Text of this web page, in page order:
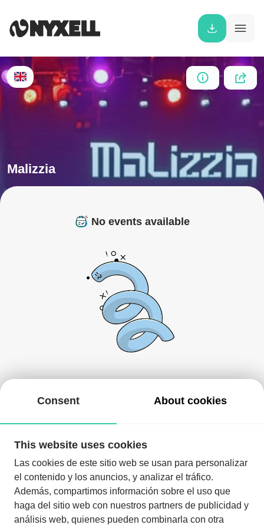
Malizzia
No events available
There's nothing here at the moment!
Consent About cookies
This website uses cookies
Las cookies de este sitio web se usan para personalizar
el contenido y los anuncios, y analizar el tráfico.
Además, compartimos información sobre el uso que
haga del sitio web con nuestros partners de publicidad y
análisis web, quienes pueden combinarla con otra